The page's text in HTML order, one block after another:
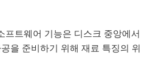
프트웨어 기능은 디스크 중앙에서
을 준비하기 위해 재료 특징의 위